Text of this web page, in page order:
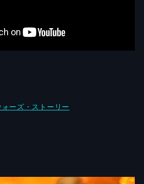
ーズ・ストーリー